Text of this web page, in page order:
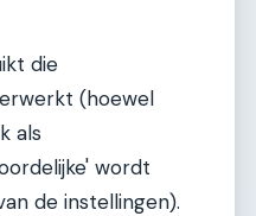
die
(hoewel
als
wordt
de instellingen).